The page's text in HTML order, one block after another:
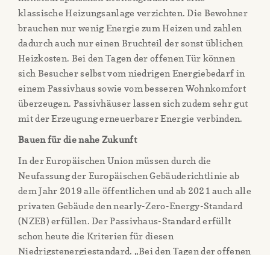
klassische Heizungsanlage verzichten. Die Bewohner
brauchen nur wenig Energie zum Heizen und zahlen
dadurch auch nur einen Bruchteil der sonst üblichen
Heizkosten. Bei den Tagen der offenen Tür können
sich Besucher selbst vom niedrigen Energiebedarf in
einem Passivhaus sowie vom besseren Wohnkomfort
überzeugen. Passivhäuser lassen sich zudem sehr gut
mit der Erzeugung erneuerbarer Energie verbinden.
Bauen für die nahe Zukunft
In der Europäischen Union müssen durch die
Neufassung der Europäischen Gebäuderichtlinie ab
dem Jahr 2019 alle öffentlichen und ab 2021 auch alle
privaten Gebäude den nearly-Zero-Energy-Standard
(NZEB) erfüllen. Der Passivhaus-Standard erfüllt
schon heute die Kriterien für diesen
Niedrigstenergiestandard. „Bei den Tagen der offenen